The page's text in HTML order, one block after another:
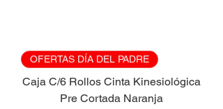
OFERTAS DÍA DEL PADRE
Caja C/6 Rollos Cinta Kinesiológica
Pre Cortada Naranja